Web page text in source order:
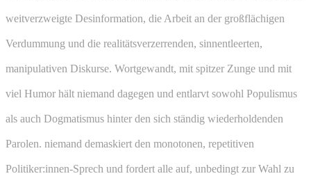
weitverzweigte Desinformation, die Arbeit an der großflächigen
Verdummung und die realitätsverzerrenden, sinnentleerten,
manipulativen Diskurse. Wortgewandt, mit spitzer Zunge und mit
viel Humor hält niemand dagegen und entlarvt sowohl Populismus
als auch Dogmatismus hinter den sich ständig wiederholdenden
Parolen. niemand demaskiert den monotonen, repetitiven
Politiker:innen-Sprech und fordert alle auf, unbedingt zur Wahl zu